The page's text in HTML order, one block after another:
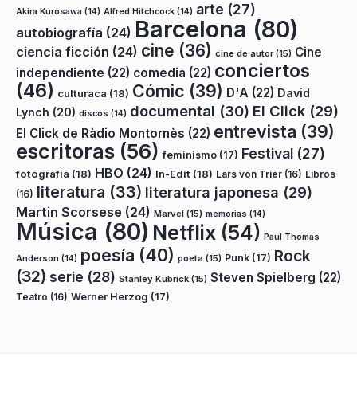
Akira Kurosawa (14) Alfred Hitchcock (14) arte (27)
autobiografía (24) Barcelona (80)
ciencia ficción (24) cine (36) cine de autor(15) Cine
independiente (22) comedia (22) conciertos
(46) culturaca (18) Cómic (39) D'A (22) David
Lynch (20) discos (14) documental (30) El Click (29)
El Click de Ràdio Montornès (22) entrevista (39)
escritoras (56) feminismo (17) Festival (27)
fotografía (18) HBO (24) In-Edit (18) Lars von Trier (16) Libros
(16) literatura (33) literatura japonesa (29)
Martin Scorsese (24) Marvel (15) memorias (14)
Música (80) Netflix (54) Paul Thomas
Anderson (14) poesía (40) poeta (15) Punk (17) Rock
(32) serie (28) Stanley Kubrick (15) Steven Spielberg (22)
Teatro (16) Werner Herzog (17)